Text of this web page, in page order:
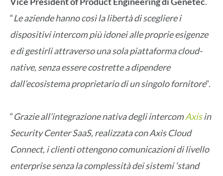
“Le aziende hanno così la libertà di scegliere i
dispositivi intercom più idonei alle proprie esigenze
e di gestirli attraverso una sola piattaforma cloud-
native, senza essere costrette a dipendere
dall’ecosistema proprietario di un singolo fornitore“.
“Grazie all’integrazione nativa degli intercomAxisin
Security Center SaaS, realizzata con Axis Cloud
Connect, i clienti ottengono comunicazioni di livello
enterprise senza la complessità dei sistemi ‘stand